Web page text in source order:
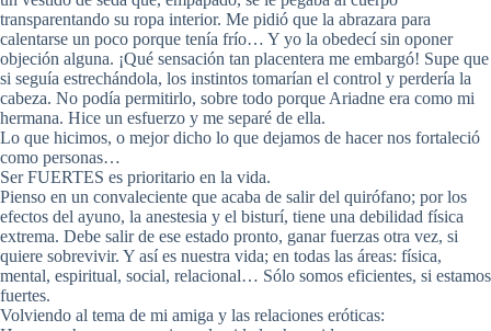
transparentando su ropa interior. Me pidió que la abrazara para
calentarse un poco porque tenía frío… Y yo la obedecí sin oponer
objeción alguna. ¡Qué sensación tan placentera me embargó! Supe que
si seguía estrechándola, los instintos tomarían el control y perdería la
cabeza. No podía permitirlo, sobre todo porque Ariadne era como mi
hermana. Hice un esfuerzo y me separé de ella.
Lo que hicimos, o mejor dicho lo que dejamos de hacer nos fortaleció
como personas…
Ser FUERTES es prioritario en la vida.
Pienso en un convaleciente que acaba de salir del quirófano; por los
efectos del ayuno, la anestesia y el bisturí, tiene una debilidad física
extrema. Debe salir de ese estado pronto, ganar fuerzas otra vez, si
quiere sobrevivir. Y así es nuestra vida; en todas las áreas: física,
mental, espiritual, social, relacional… Sólo somos eficientes, si estamos
fuertes.
Volviendo al tema de mi amiga y las relaciones eróticas: